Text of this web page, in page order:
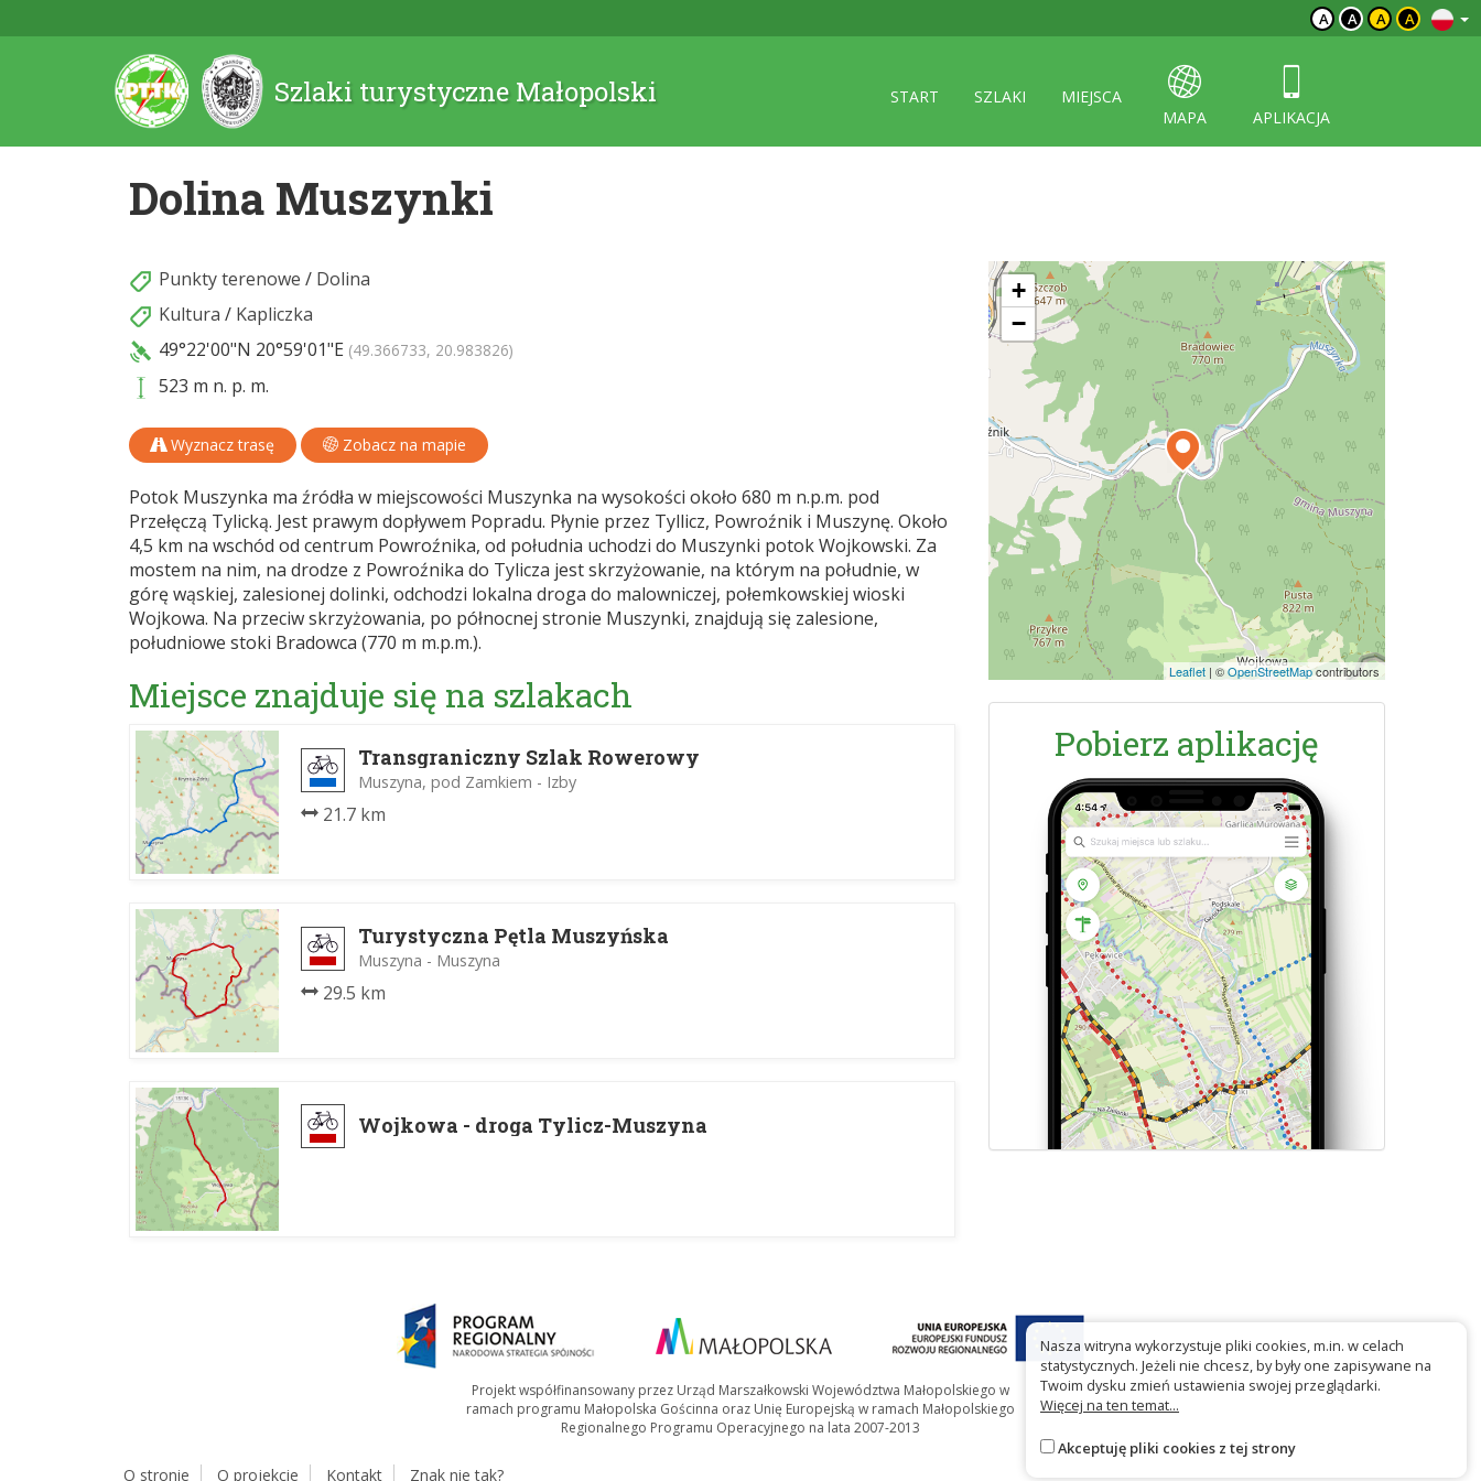
A A A A
Szlaki turystyczne Małopolski START SZLAKI
MIEJSCA
MAPA
APLIKACJA
Dolina Muszynki
Punkty terenowe / Dolina
Kultura / Kapliczka
49°22'00"N 20°59'01"E (49.366733, 20.983826)
523 m n. p. m.
Wyznacz trasę Zobacz na mapie
Potok Muszynka ma źródła w miejscowości Muszynka na wysokości około 680 m n.p.m. pod
Przełęczą Tylicką. Jest prawym dopływem Popradu. Płynie przez Tyllicz, Powroźnik i Muszynę. Około
4,5 km na wschód od centrum Powroźnika, od południa uchodzi do Muszynki potok Wojkowski. Za
mostem na nim, na drodze z Powroźnika do Tylicza jest skrzyżowanie, na którym na południe, w
górę wąskiej, zalesionej dolinki, odchodzi lokalna droga do malowniczej, połemkowskiej wioski
Wojkowa. Na przeciw skrzyżowania, po północnej stronie Muszynki, znajdują się zalesione,
południowe stoki Bradowca (770 m m.p.m.).
Miejsce znajduje się na szlakach
Transgraniczny Szlak Rowerowy
Muszyna, pod Zamkiem - Izby
21.7 km
Turystyczna Pętla Muszyńska
Muszyna - Muszyna
29.5 km
Wojkowa - droga Tylicz-Muszyna
+
−
Leaflet | ©OpenStreetMapcontributors
Pobierz aplikację
Projekt współfinansowany przez Urząd Marszałkowski Województwa Małopolskiego w
ramach programu Małopolska Gościnna oraz Unię Europejską w ramach Małopolskiego
Regionalnego Programu Operacyjnego na lata 2007-2013
O stronie O projekcie Kontakt Znak nie tak?
Nasza witryna wykorzystuje pliki cookies, m.in. w celach
statystycznych. Jeżeli nie chcesz, by były one zapisywane na
Twoim dysku zmień ustawienia swojej przeglądarki.
Więcej na ten temat...
Akceptuję pliki cookies z tej strony